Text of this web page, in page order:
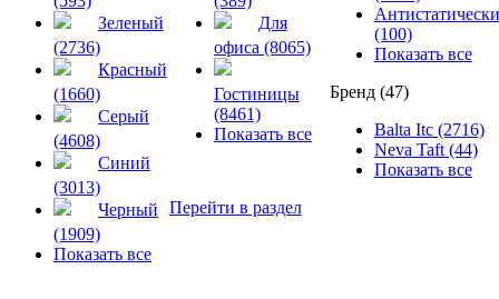
Зеленый
(2736)
Красный
(1660)
Серый
(4608)
Синий
(3013)
Черный
(1909)
Показать все
Для
офиса (8065)
Гостиницы
(8461)
Показать все
(100)
Показать все
Бренд (47)
Balta Itc (2716)
Neva Taft (44)
Показать все
Перейти в раздел